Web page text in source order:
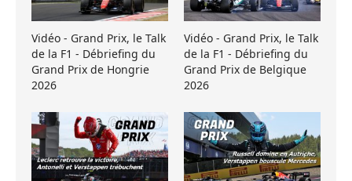
Vidéo - Grand Prix, le Talk
de la F1 - Débriefing du
Grand Prix de Hongrie
2026
Vidéo - Grand Prix, le Talk
de la F1 - Débriefing du
Grand Prix de Belgique
2026